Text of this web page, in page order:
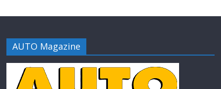
AUTO Magazine